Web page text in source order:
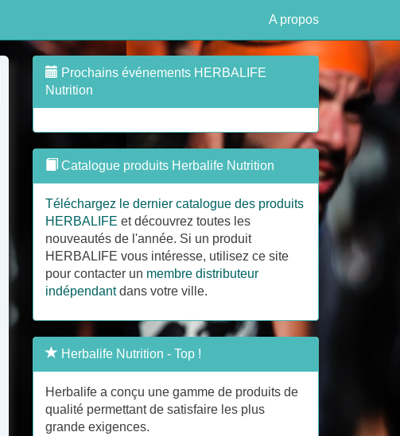
A propos
Prochains événements HERBALIFE
Nutrition
Catalogue produits Herbalife Nutrition
Téléchargez le dernier catalogue des produits
HERBALIFE et découvrez toutes les
nouveautés de l'année. Si un produit
HERBALIFE vous intéresse, utilisez ce site
pour contacter un membre distributeur
indépendantdans votre ville.
Herbalife Nutrition - Top !
Herbalife a conçu une gamme de produits de
qualité permettant de satisfaire les plus
grande exigences.